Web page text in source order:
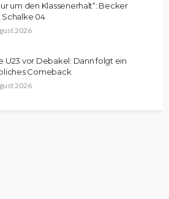
um den Klassenerhalt“: Becker
04
2026
U23 vor Debakel: Dann folgt ein
Comeback
2026